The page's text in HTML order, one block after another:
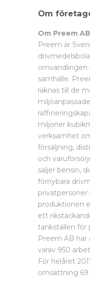
Om
Om Preem AB
Preem är
samhälle.
räknas till de
miljoner
verksamhet
försäljning,
och
säljer bensin,
förnybara
privatpersoner
produktionen
ett
tankställen för
Preem AB har
varav 950
För helåret
omsättning 69